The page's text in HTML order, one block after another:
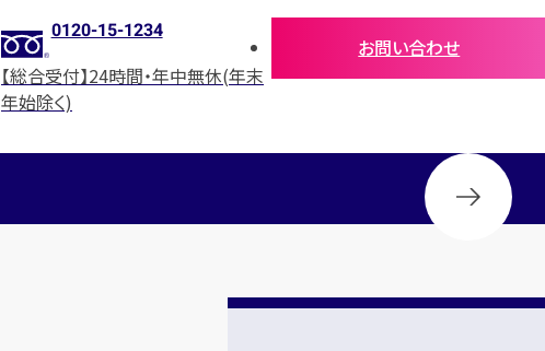
0120-15-1234
【総合受付】24時間・年中無休(年末
年始除く)
お問い合わせ